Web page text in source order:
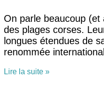
On parle beaucoup
des plages corses.
longues étendues de
renommée
Lire la suite »